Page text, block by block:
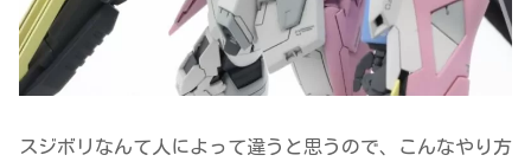
スジボリなんて人によって違うと思うので、こんなやり方